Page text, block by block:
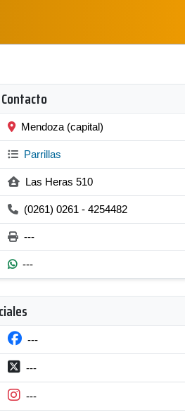
Mendoza (capital)
Parrillas
Las Heras 510
(0261) 0261 - 4254482
---
---
---
---
---